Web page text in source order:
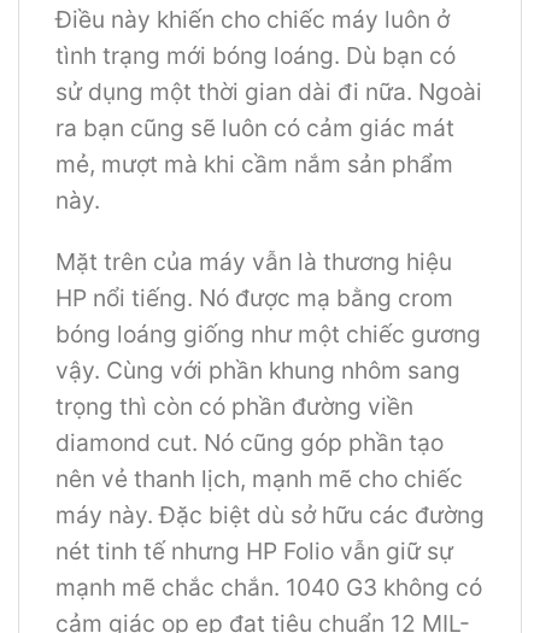
Điều này khiến cho chiếc máy luôn ở
tình trạng mới bóng loáng. Dù bạn có
sử dụng một thời gian dài đi nữa. Ngoài
ra bạn cũng sẽ luôn có cảm giác mát
mẻ, mượt mà khi cầm nắm sản phẩm
này.
Mặt trên của máy vẫn là thương hiệu
HP nổi tiếng. Nó được mạ bằng crom
bóng loáng giống như một chiếc gương
vậy. Cùng với phần khung nhôm sang
trọng thì còn có phần đường viền
diamond cut. Nó cũng góp phần tạo
nên vẻ thanh lịch, mạnh mẽ cho chiếc
máy này. Đặc biệt dù sở hữu các đường
nét tinh tế nhưng HP Folio vẫn giữ sự
mạnh mẽ chắc chắn. 1040 G3 không có
cảm giác ọp ẹp đạt tiêu chuẩn 12 MIL-